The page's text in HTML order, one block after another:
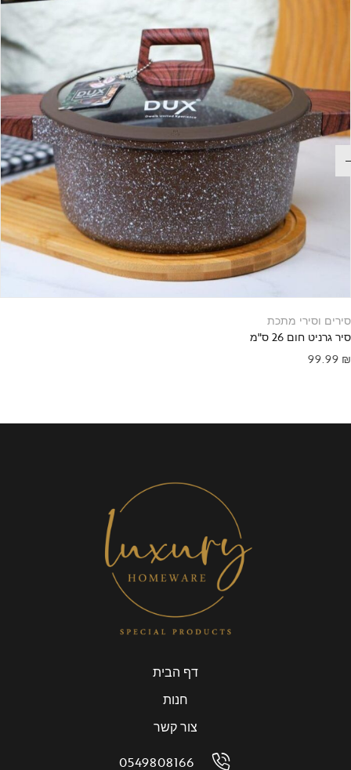
סירים וסירי מתכת
סיר גרניט חום 26 ס"מ
99.99 ₪
דף הבית
חנות
צור קשר
0549808166